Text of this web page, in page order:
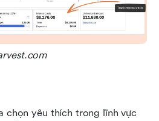
chọn yêu thích trong lĩnh vực